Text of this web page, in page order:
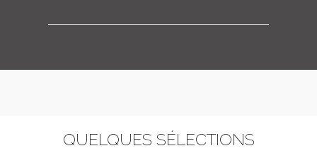
QUELQUES SÉLECTIONS